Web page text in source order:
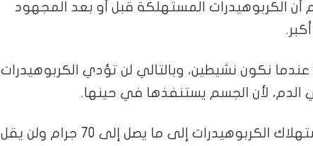
الكربوهيدرات المستهلكة قبل أو بعد المجهود
نكون نشيطين، وبالتالي لن تؤدي الكربوهيدرات
الدم، لأن الجسم يستنفذها في حينها.
وقد يصل المعدل اليومي من استهلاك الكربوهيدرات إلى ما يصل إلى 70 جرام ولن يقل